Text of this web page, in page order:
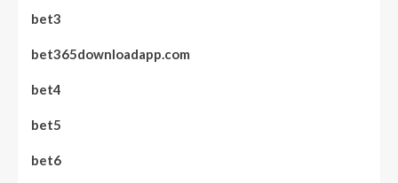
bet3
bet365downloadapp.com
bet4
bet5
bet6